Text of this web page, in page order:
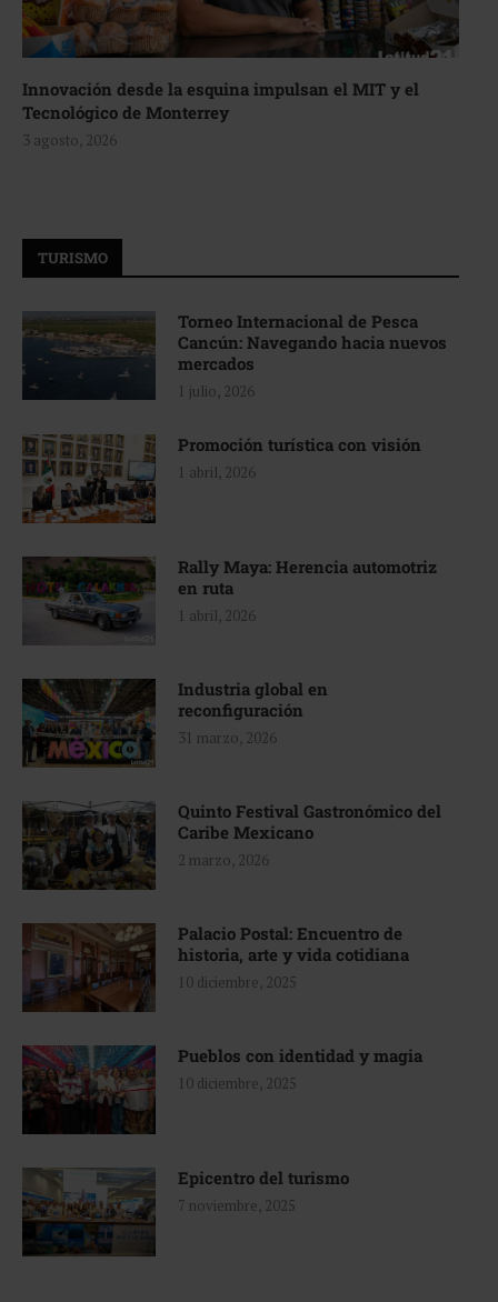
Innovación desde la esquina impulsan el MIT y el
Tecnológico de Monterrey
3 agosto, 2026
TURISMO
Torneo Internacional de Pesca
Cancún: Navegando hacia nuevos
mercados
1 julio, 2026
Promoción turística con visión
1 abril, 2026
Rally Maya: Herencia automotriz
en ruta
1 abril, 2026
Industria global en
reconfiguración
31 marzo, 2026
Quinto Festival Gastronómico del
Caribe Mexicano
2 marzo, 2026
Palacio Postal: Encuentro de
historia, arte y vida cotidiana
10 diciembre, 2025
Pueblos con identidad y magia
10 diciembre, 2025
Epicentro del turismo
7 noviembre, 2025